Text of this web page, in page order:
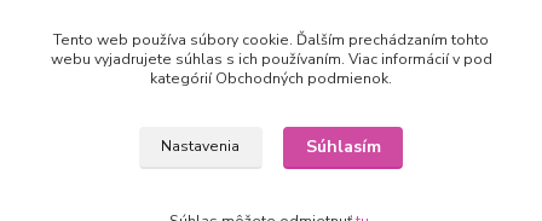
+421 902 212 007
Copyright © 2015-2020 KOTLIK NA GULAS.online, všetky práva vyhradené
Tento web používa súbory cookie. Ďalším prechádzaním tohto
webu vyjadrujete súhlas s ich používaním. Viac informácií v pod
kategórií Obchodných podmienok.
Nastavenia Súhlasím